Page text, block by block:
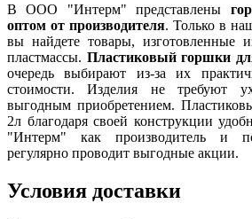
В ООО "Интерм" представлены
оптом от производителя. Только в
вы найдете товары, изготовленные
пластмассы. Пластиковый горшки
очередь выбирают из-за их
стоимости. Изделия не требуют
выгодным приобретением.
2л благодаря своей конструкции
"Интерм" как производитель и
регулярно проводит выгодные акции.
Условия доставки